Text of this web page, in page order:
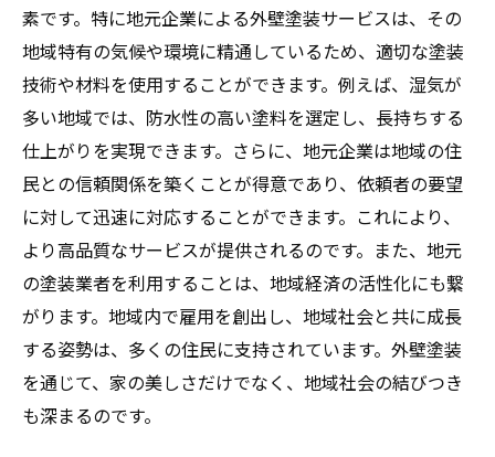
学ぶポイント
素です。特に地元企業による外壁塗装サービスは、その
地域特有の気候や環境に精通しているため、適切な塗装
技術や材料を使用することができます。例えば、湿気が
多い地域では、防水性の高い塗料を選定し、長持ちする
仕上がりを実現できます。さらに、地元企業は地域の住
民との信頼関係を築くことが得意であり、依頼者の要望
に対して迅速に対応することができます。これにより、
より高品質なサービスが提供されるのです。また、地元
の塗装業者を利用することは、地域経済の活性化にも繋
がります。地域内で雇用を創出し、地域社会と共に成長
する姿勢は、多くの住民に支持されています。外壁塗装
を通じて、家の美しさだけでなく、地域社会の結びつき
も深まるのです。